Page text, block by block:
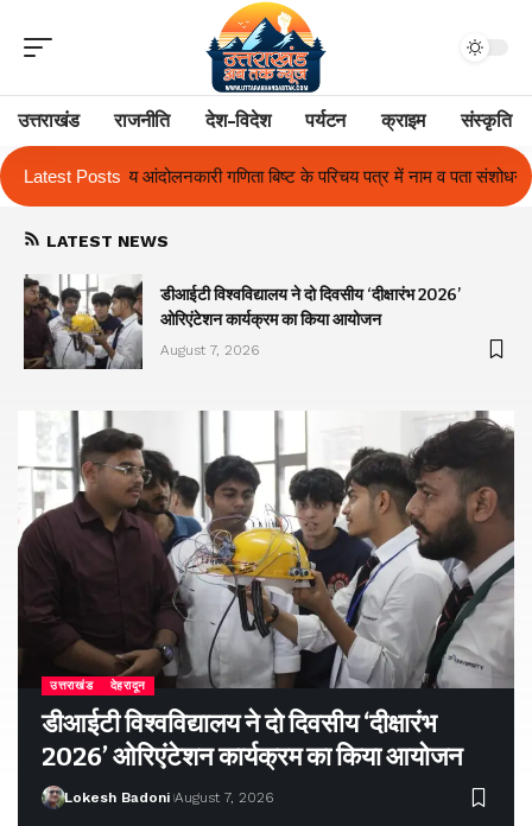
उत्तराखंड राजनीति देश-विदेश पर्यटन क्राइम संस्कृति
Latest Posts
के परिचय पत्र में नाम व पता संशोधन का प्रकरण का हुआ समाधान
LATEST NEWS
डीआईटी विश्वविद्यालय ने दो दिवसीय ‘दीक्षारंभ 2026’
ओरिएंटेशन कार्यक्रम का किया आयोजन
August 7, 2026
उत्तराखंड देहरादून
डीआईटी विश्वविद्यालय ने दो दिवसीय ‘दीक्षारंभ
2026’ ओरिएंटेशन कार्यक्रम का किया आयोजन
Lokesh Badoni August 7, 2026